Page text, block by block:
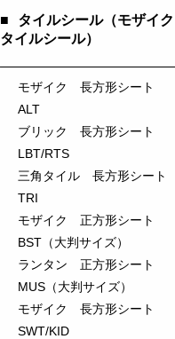
■
タイルシール（モザイク
タイルシール）
モザイク 長方形シート
ALT
ブリック 長方形シート
LBT/RTS
三角タイル 長方形シート
TRI
モザイク 正方形シート
BST（大判サイズ）
ランタン 正方形シート
MUS（大判サイズ）
モザイク 長方形シート
SWT/KID